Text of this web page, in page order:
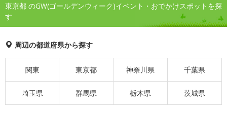
東京都 のGW(ゴールデンウィーク)イベント・おでかけスポットを探
す
周辺の都道府県から探す
関東 東京都 神奈川県 千葉県
埼玉県 群馬県 栃木県 茨城県